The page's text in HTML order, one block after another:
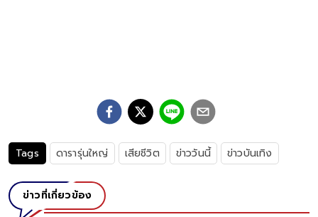
Tags ดารารุ่นใหญ่ เสียชีวิต ข่าววันนี้ ข่าวบันเทิง
ข่าวที่เกี่ยวข้อง